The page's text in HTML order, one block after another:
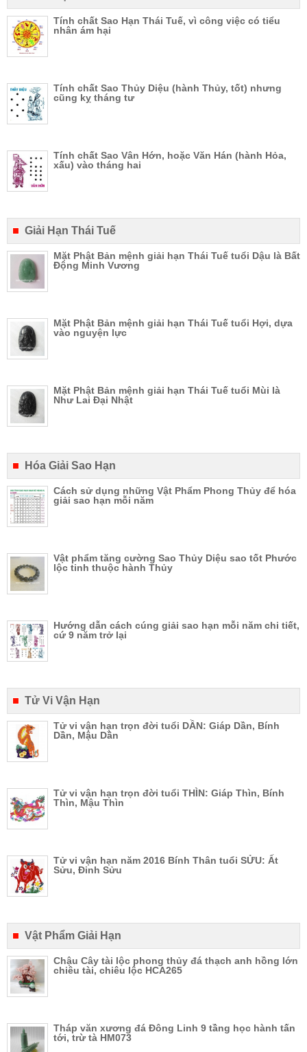
Tính chất Sao Hạn Thái Tuế, vì công việc có tiểu
nhân ám hại
Tính chất Sao Thủy Diệu (hành Thủy, tốt) nhưng
cũng kỵ tháng tư
Tính chất Sao Vân Hớn, hoặc Văn Hán (hành Hỏa,
xấu) vào tháng hai
Giải Hạn Thái Tuế
Mặt Phật Bản mệnh giải hạn Thái Tuế tuổi Dậu là Bất
Động Minh Vương
Mặt Phật Bản mệnh giải hạn Thái Tuế tuổi Hợi, dựa
vào nguyện lực
Mặt Phật Bản mệnh giải hạn Thái Tuế tuổi Mùi là
Như Lai Đại Nhật
Hóa Giải Sao Hạn
Cách sử dụng những Vật Phẩm Phong Thủy để hóa
giải sao hạn mỗi năm
Vật phẩm tăng cường Sao Thủy Diệu sao tốt Phước
lộc tinh thuộc hành Thủy
Hướng dẫn cách cúng giải sao hạn mỗi năm chi tiết,
cứ 9 năm trở lại
Tử Vi Vận Hạn
Tử vi vận hạn trọn đời tuổi DẦN: Giáp Dần, Bính
Dần, Mậu Dần
Tử vi vận hạn trọn đời tuổi THÌN: Giáp Thìn, Bính
Thìn, Mậu Thìn
Tử vi vận hạn năm 2016 Bính Thân tuổi SỬU: Ất
Sửu, Đinh Sửu
Vật Phẩm Giải Hạn
Chậu Cây tài lộc phong thủy đá thạch anh hồng lớn
chiêu tài, chiêu lộc HCA265
Tháp văn xương đá Đông Linh 9 tầng học hành tấn
tới, trừ tà HM073